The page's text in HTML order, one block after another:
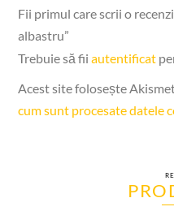
Fii primul care scrii o
albastru”
Trebuie să fiiautentificat
Acest site folosește
cum sunt procesate datele